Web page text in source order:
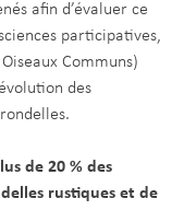
afin d’évaluer ce
participatives,
Communs)
des
de 20 % des
rustiques et de